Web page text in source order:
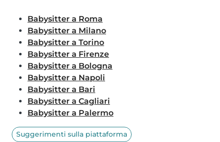
Babysitter a Roma
Babysitter a Milano
Babysitter a Torino
Babysitter a Firenze
Babysitter a Bologna
Babysitter a Napoli
Babysitter a Bari
Babysitter a Cagliari
Babysitter a Palermo
Suggerimenti sulla piattaforma